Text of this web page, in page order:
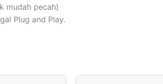
mudah pecah)
Plug and Play.